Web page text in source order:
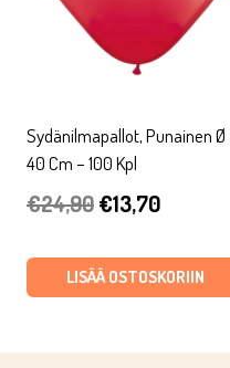
Sydänilmapallot, Punainen Ø
40 Cm – 100 Kpl
€24,90Alkuperäinen
oli:
€13,70Nykyinen
on:
LISÄÄ OSTOSKORIIN